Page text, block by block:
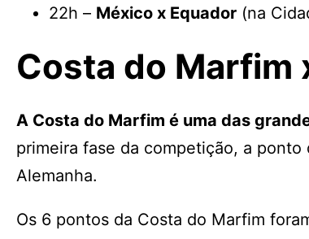
22h – México x Equador (na
Costa do Marfim
A Costa do Marfim é uma das
primeira fase da competição, a
Alemanha.
Os 6 pontos da Costa do Marfim